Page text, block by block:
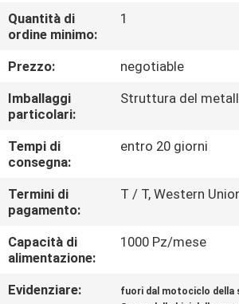
CONTROLLO
DI
QUALITÀ
CONTATTICI
RICHIEDA
UNA
CITAZIONE
Quantità di
ordine minimo:
1
Prezzo:
negotiable
Imballaggi
particolari:
Struttura del
Tempi di
consegna:
entro 20 giorni
Termini di
pagamento:
T / T, Western
Capacità di
alimentazione:
1000 Pz/mese
Evidenziare: fuori dal motociclo della